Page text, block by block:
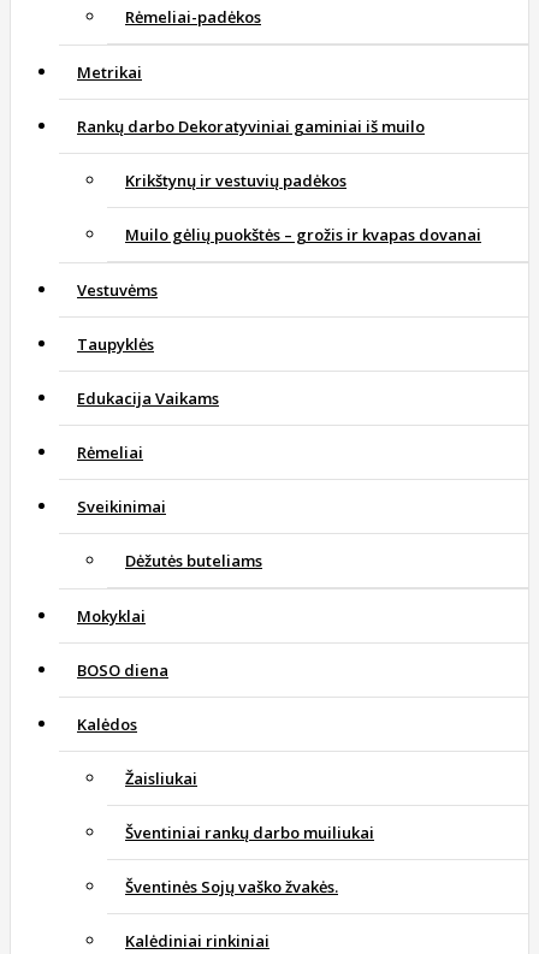
Rėmeliai-padėkos
Metrikai
Rankų darbo Dekoratyviniai gaminiai iš muilo
Krikštynų ir vestuvių padėkos
Muilo gėlių puokštės – grožis ir kvapas dovanai
Vestuvėms
Taupyklės
Edukacija Vaikams
Rėmeliai
Sveikinimai
Dėžutės buteliams
Mokyklai
BOSO diena
Kalėdos
Žaisliukai
Šventiniai rankų darbo muiliukai
Šventinės Sojų vaško žvakės.
Kalėdiniai rinkiniai